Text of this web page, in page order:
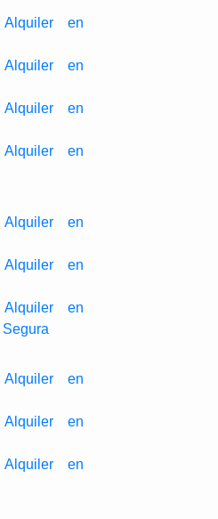
en
en
en
en
en
en
en
en
en
en